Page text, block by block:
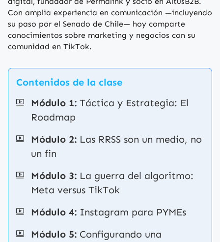
Con amplia experiencia en comunicación —incluyendo
su paso por el Senado de Chile— hoy comparte
conocimientos sobre marketing y negocios con su
comunidad en TikTok.
Contenidos de la clase
Módulo 1: Táctica y Estrategia: El
Roadmap
Módulo 2: Las RRSS son un medio, no
un fin
Módulo 3: La guerra del algoritmo:
Meta versus TikTok
Módulo 4: Instagram para PYMEs
Módulo 5: Configurando una